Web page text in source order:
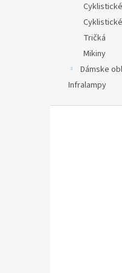
Tričká
Mikiny
Dámske
Infralampy